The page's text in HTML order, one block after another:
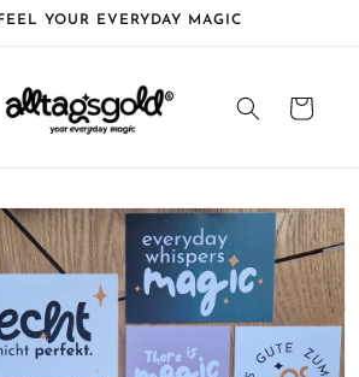
YOUR EVERYDAY MAGIC
Warenkorb